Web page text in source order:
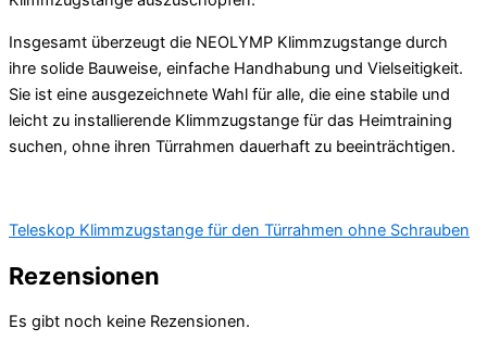
Insgesamt überzeugt die NEOLYMP Klimmzugstange durch
ihre solide Bauweise, einfache Handhabung und Vielseitigkeit.
Sie ist eine ausgezeichnete Wahl für alle, die eine stabile und
leicht zu installierende Klimmzugstange für das Heimtraining
suchen, ohne ihren Türrahmen dauerhaft zu beeinträchtigen.
Teleskop Klimmzugstange für den Türrahmen ohne Schrauben
Rezensionen
Es gibt noch keine Rezensionen.